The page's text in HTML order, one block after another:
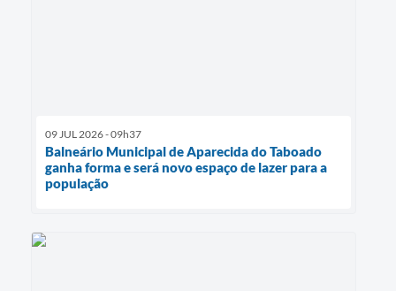
09 JUL 2026 - 09h37
Balneário Municipal de Aparecida do Taboado
ganha forma e será novo espaço de lazer para a
população